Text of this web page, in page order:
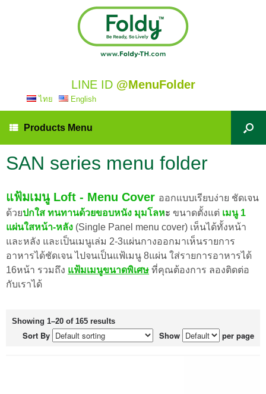
LINE ID @MenuFolder
ไทย English
Products Menu
SAN series menu folder
แฟ้มเมนู Loft - Menu Cover ออกแบบเรียบง่าย ชัดเจน
ด้วยปกใส ทนทานด้วยขอบหนัง มุมโลหะ ขนาดตั้งแต่ เมนู 1
แผ่นใสหน้า-หลัง (Single Panel menu cover) เห็นได้ทั้งหน้า
และหลัง และเป็นเมนูเล่ม 2-3แผ่นกางออกมาเห็นรายการ
อาหารได้ชัดเจน ไปจนเป็นแฟ้เมนู 8แผ่น ใส่รายการอาหารได้
16หน้า รวมถึง แฟ้มเมนูขนาดพิเศษ ที่คุณต้องการ ลองติดต่อ
กับเราได้
Showing 1–20 of 165 results
Sort By Show per page